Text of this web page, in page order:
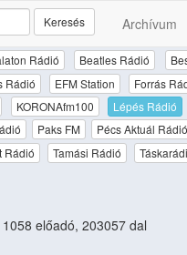
Archívum
Keresés
Rádió Beatles Rádió
Rádió EFM Station Forrás
KORONAfm100 Lépés Rádió
Paks FM Pécs Aktuál Rádió
Rádió Tamási Rádió
előadó, 203057 dal